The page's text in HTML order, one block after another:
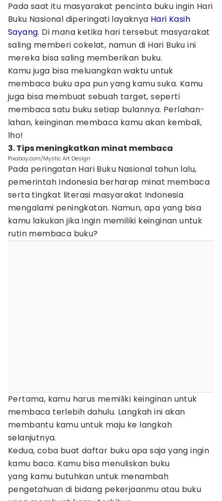
Pada saat itu masyarakat pencinta buku ingin Hari
Buku Nasional diperingati layaknya Hari Kasih
Sayang. Di mana ketika hari tersebut masyarakat
saling memberi cokelat, namun di Hari Buku ini
mereka bisa saling memberikan buku.
Kamu juga bisa meluangkan waktu untuk
membaca buku apa pun yang kamu suka. Kamu
juga bisa membuat sebuah target, seperti
membaca satu buku setiap bulannya. Perlahan-
lahan, keinginan membaca kamu akan kembali,
lho!
3. Tips meningkatkan minat membaca
Pixabay.com/Mystic Art Design
Pada peringatan Hari Buku Nasional tahun lalu,
pemerintah Indonesia berharap minat membaca
serta tingkat literasi masyarakat Indonesia
mengalami peningkatan. Namun, apa yang bisa
kamu lakukan jika ingin memiliki keinginan untuk
rutin membaca buku?
Pertama, kamu harus memiliki keinginan untuk
membaca terlebih dahulu. Langkah ini akan
membantu kamu untuk maju ke langkah
selanjutnya.
Kedua, coba buat daftar buku apa saja yang ingin
kamu baca. Kamu bisa menuliskan buku
yang kamu butuhkan untuk menambah
pengetahuan di bidang pekerjaanmu atau buku